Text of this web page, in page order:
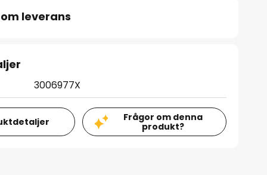
leverans
3006977X
Frågor om denna
produkt?